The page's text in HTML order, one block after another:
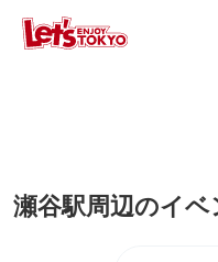
瀬谷駅周辺のイ